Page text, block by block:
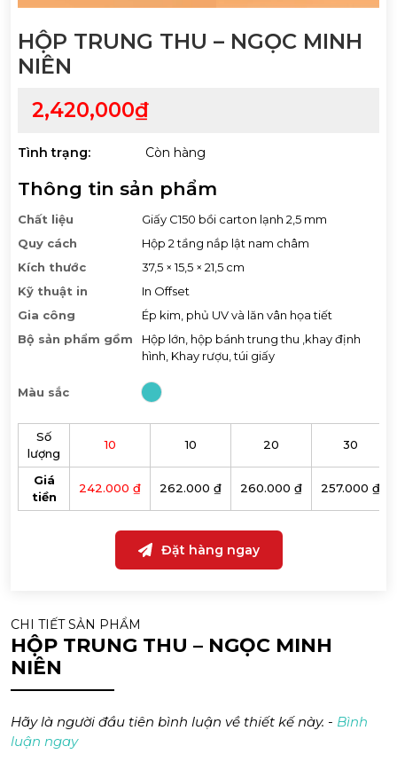
HỘP TRUNG THU – NGỌC MINH
NIÊN
2,420,000₫
Tình trạng: Còn hàng
Thông tin sản phẩm
Chất liệu
Giấy C150 bồi carton lạnh 2,5 mm
Quy cách
Hộp 2 tầng nắp lật nam châm
Kích thước
37,5 × 15,5 × 21,5 cm
Kỹ thuật in
In Offset
Gia công
Ép kim, phủ UV và lăn vân họa tiết
Bộ sản phẩm gồm
Hộp lớn, hộp bánh trung thu ,khay định
hình, Khay rượu, túi giấy
Màu sắc
Số
lượng
10 10 20 30
Giá
tiền
242.000 ₫ 262.000 ₫ 260.000 ₫ 257.000 ₫
Đặt hàng ngay
CHI TIẾT SẢN PHẨM
HỘP TRUNG THU – NGỌC MINH
NIÊN
Hãy là người đầu tiên bình luận về thiết kế này. - Bình
luận ngay